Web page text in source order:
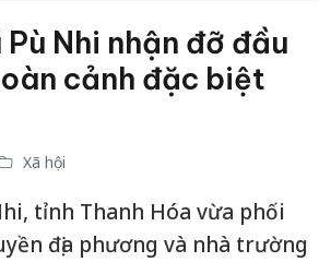
Nhi nhận đỡ đầu
cảnh đặc biệt
Xã hội
tỉnh Thanh Hóa vừa phối
địa phương và nhà trường